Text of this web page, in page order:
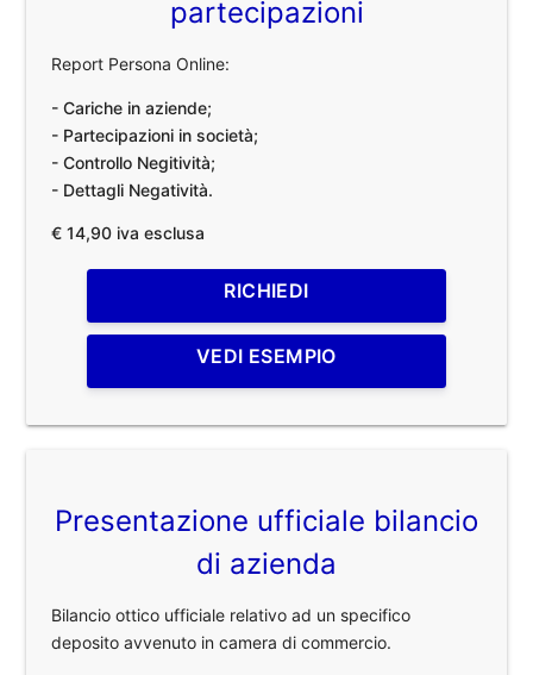
partecipazioni
Report Persona Online:
- Cariche in aziende;
- Partecipazioni in società;
- Controllo Negitività;
- Dettagli Negatività.
€ 14,90 iva esclusa
RICHIEDI
VEDI ESEMPIO
Presentazione ufficiale bilancio
di azienda
Bilancio ottico ufficiale relativo ad un specifico
deposito avvenuto in camera di commercio.